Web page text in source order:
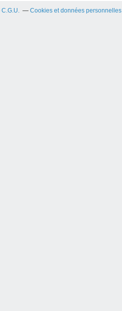
C.G.U. Cookies et données personnelles